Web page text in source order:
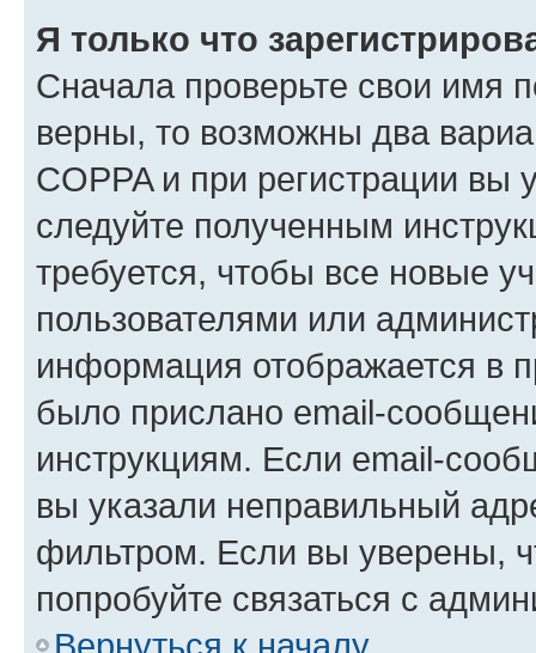
Я только что
Сначала проверьте свои имя
верны, то возможны два
COPPA и при регистрации вы
следуйте полученным
требуется, чтобы все новые
пользователями или
информация отображается в
было прислано email-
инструкциям. Если email-
вы указали неправильный
фильтром. Если вы уверены,
попробуйте связаться с
Вернуться к началу